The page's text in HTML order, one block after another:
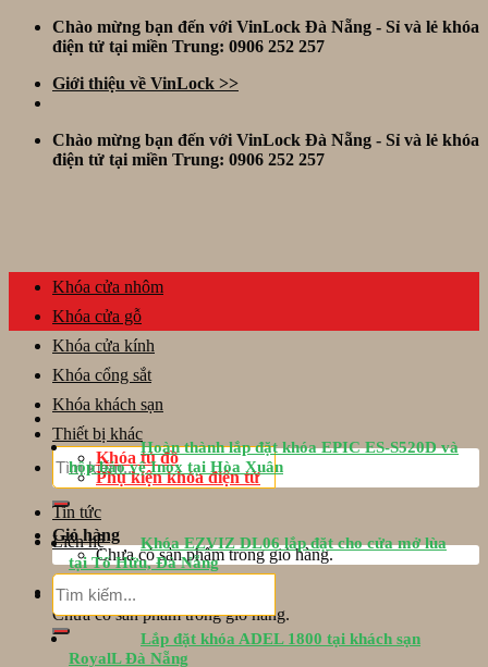
Skip
Chào mừng bạn đến với VinLock Đà Nẵng - Sỉ và lẻ khóa
điện tử tại miền Trung: 0906 252 257
Giới thiệu về VinLock >>
Chào mừng bạn đến với VinLock Đà Nẵng - Sỉ và lẻ khóa
điện tử tại miền Trung: 0906 252 257
Tìm
kiếm:
Giỏ hàng
Chưa có sản phẩm trong giỏ hàng.
Giỏ hàng
Chưa có sản phẩm trong giỏ hàng.
Khóa cửa nhôm
Khóa cửa gỗ
Khóa cửa kính
Khóa cổng sắt
Khóa khách sạn
Thiết bị khác
Khóa tủ đồ
Phụ kiện khóa điện tử
Tin tức
Liên hệ
Tìm
kiếm:
Hoàn thành lắp đặt khóa EPIC ES-S520D và
hộp bảo vệ Inox tại Hòa Xuân
Khóa EZVIZ DL06 lắp đặt cho cửa mở lùa
tại Tố Hữu, Đà Nẵng
Lắp đặt khóa ADEL 1800 tại khách sạn
RoyalL Đà Nẵng